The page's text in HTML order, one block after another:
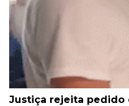
Justiça rejeita pedido